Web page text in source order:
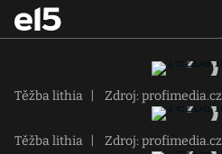
Těžba lithia Zdroj: profimedia.cz
Těžba lithia Zdroj: profimedia.cz